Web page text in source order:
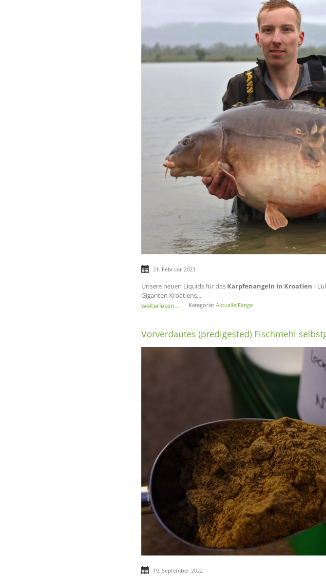
21. Februar 2023
Unsere neuen Liquids für das Karpfenangeln in Kroatien -
Giganten Kroatiens...
weiterlesen...
Kategorie: Aktuelle Fänge
Vorverdautes (predigested) Fischmehl
19. September 2022